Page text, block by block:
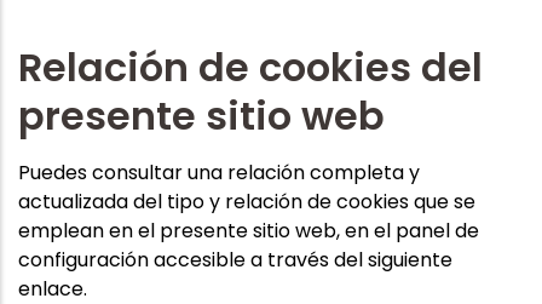
Relación de cookies del
presente sitio web
Puedes consultar una relación completa y
actualizada del tipo y relación de cookies que se
emplean en el presente sitio web, en el panel de
configuración accesible a través del siguiente
enlace.